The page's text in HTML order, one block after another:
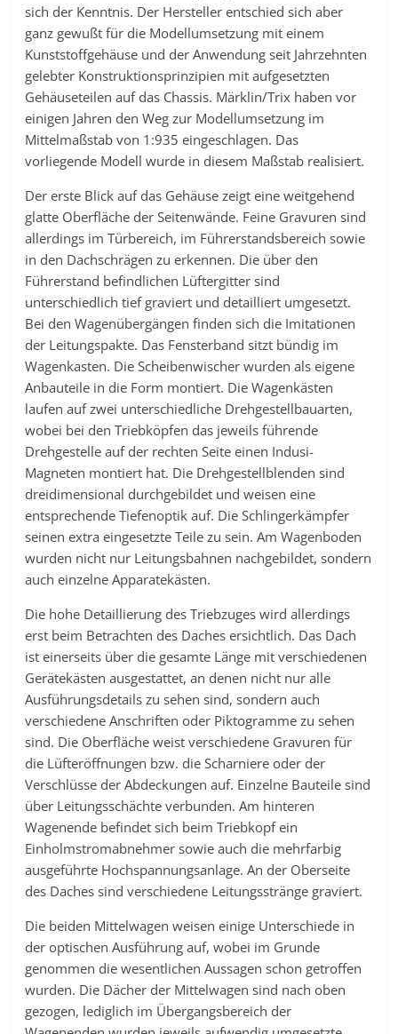
sich der Kenntnis. Der Hersteller entschied sich aber
ganz gewußt für die Modellumsetzung mit einem
Kunststoffgehäuse und der Anwendung seit Jahrzehnten
gelebter Konstruktionsprinzipien mit aufgesetzten
Gehäuseteilen auf das Chassis. Märklin/Trix haben vor
einigen Jahren den Weg zur Modellumsetzung im
Mittelmaßstab von 1:935 eingeschlagen. Das
vorliegende Modell wurde in diesem Maßstab realisiert.
Der erste Blick auf das Gehäuse zeigt eine weitgehend
glatte Oberfläche der Seitenwände. Feine Gravuren sind
allerdings im Türbereich, im Führerstandsbereich sowie
in den Dachschrägen zu erkennen. Die über den
Führerstand befindlichen Lüftergitter sind
unterschiedlich tief graviert und detailliert umgesetzt.
Bei den Wagenübergängen finden sich die Imitationen
der Leitungspakte. Das Fensterband sitzt bündig im
Wagenkasten. Die Scheibenwischer wurden als eigene
Anbauteile in die Form montiert. Die Wagenkästen
laufen auf zwei unterschiedliche Drehgestellbauarten,
wobei bei den Triebköpfen das jeweils führende
Drehgestelle auf der rechten Seite einen Indusi-
Magneten montiert hat. Die Drehgestellblenden sind
dreidimensional durchgebildet und weisen eine
entsprechende Tiefenoptik auf. Die Schlingerkämpfer
seinen extra eingesetzte Teile zu sein. Am Wagenboden
wurden nicht nur Leitungsbahnen nachgebildet, sondern
auch einzelne Apparatekästen.
Die hohe Detaillierung des Triebzuges wird allerdings
erst beim Betrachten des Daches ersichtlich. Das Dach
ist einerseits über die gesamte Länge mit verschiedenen
Gerätekästen ausgestattet, an denen nicht nur alle
Ausführungsdetails zu sehen sind, sondern auch
verschiedene Anschriften oder Piktogramme zu sehen
sind. Die Oberfläche weist verschiedene Gravuren für
die Lüfteröffnungen bzw. die Scharniere oder der
Verschlüsse der Abdeckungen auf. Einzelne Bauteile sind
über Leitungsschächte verbunden. Am hinteren
Wagenende befindet sich beim Triebkopf ein
Einholmstromabnehmer sowie auch die mehrfarbig
ausgeführte Hochspannungsanlage. An der Oberseite
des Daches sind verschiedene Leitungsstränge graviert.
Die beiden Mittelwagen weisen einige Unterschiede in
der optischen Ausführung auf, wobei im Grunde
genommen die wesentlichen Aussagen schon getroffen
wurden. Die Dächer der Mittelwagen sind nach oben
gezogen, lediglich im Übergangsbereich der